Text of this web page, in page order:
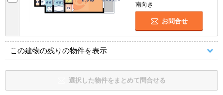
南向き
お問合せ
この建物の残りの物件を表示
選択した物件をまとめて問合せる